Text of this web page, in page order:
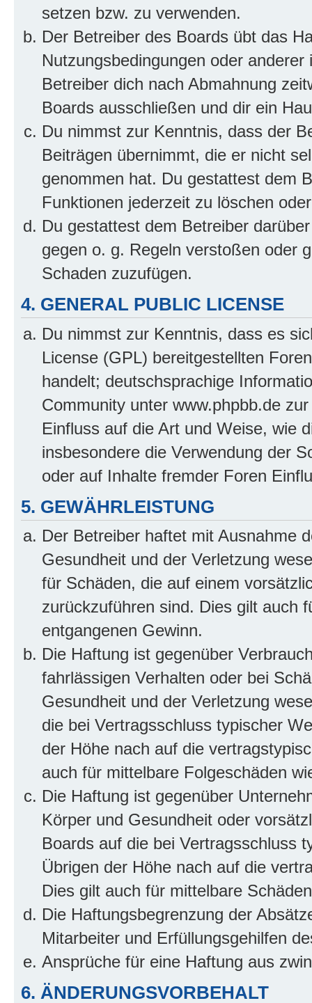
setzen bzw. zu verwenden.
Der Betreiber des Boards übt das
Nutzungsbedingungen oder
Betreiber dich nach Abmahnung
Boards ausschließen und dir ein
Du nimmst zur Kenntnis, dass der
Beiträgen übernimmt, die er nicht
genommen hat. Du gestattest dem
Funktionen jederzeit zu löschen
Du gestattest dem Betreiber
gegen o. g. Regeln verstoßen oder
Schaden zuzufügen.
4. GENERAL PUBLIC LICENSE
Du nimmst zur Kenntnis, dass es
License (GPL) bereitgestellten
handelt; deutschsprachige
Community unter www.phpbb.de
Einfluss auf die Art und Weise, wie
insbesondere die Verwendung der
oder auf Inhalte fremder Foren
5. GEWÄHRLEISTUNG
Der Betreiber haftet mit Ausnahme
Gesundheit und der Verletzung
für Schäden, die auf einem
zurückzuführen sind. Dies gilt auch
entgangenen Gewinn.
Die Haftung ist gegenüber
fahrlässigen Verhalten oder bei
Gesundheit und der Verletzung
die bei Vertragsschluss typischer
der Höhe nach auf die
auch für mittelbare Folgeschäden
Die Haftung ist gegenüber
Körper und Gesundheit oder
Boards auf die bei Vertragsschluss
Übrigen der Höhe nach auf die
Dies gilt auch für mittelbare
Die Haftungsbegrenzung der
Mitarbeiter und Erfüllungsgehilfen
Ansprüche für eine Haftung aus
6. ÄNDERUNGSVORBEHALT